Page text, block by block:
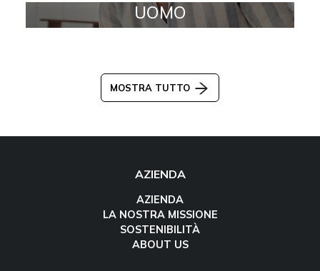
UOMO
MOSTRA TUTTO
AZIENDA
AZIENDA
LA NOSTRA MISSIONE
SOSTENIBILITÀ
ABOUT US